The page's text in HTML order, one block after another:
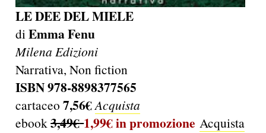
LE DEE DEL MIELE
diEmma Fenu
Milena Edizioni
Narrativa, Non fiction
ISBN 978-8898377565
cartaceo7,56€Acquista
ebook3,49€ 1,99€ in promozione Acquista